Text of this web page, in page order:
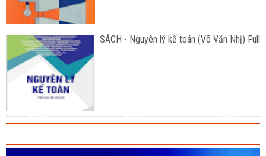
SÁCH - Nguyên lý kế toán (Võ Văn Nhị) Full